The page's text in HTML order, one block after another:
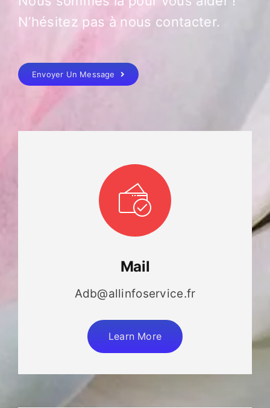
N’hésitez pas à nous contacter.
Envoyer Un Message
Mail
Adb@allinfoservice.fr
Learn More